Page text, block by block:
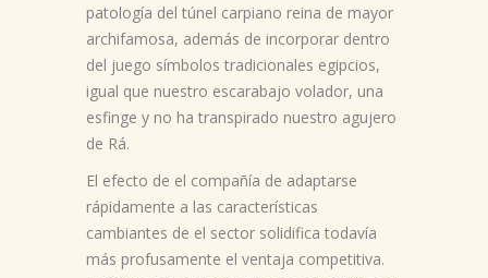
patologí­a del túnel carpiano reina de mayor
archifamosa, además de incorporar dentro
del juego símbolos tradicionales egipcios,
igual que nuestro escarabajo volador, una
esfinge y no ha transpirado nuestro agujero
de Rá.
El efecto de el compañía de adaptarse
rápidamente a las características
cambiantes de el sector solidifica todavía
más profusamente el ventaja competitiva.